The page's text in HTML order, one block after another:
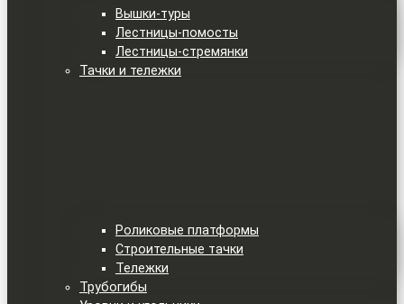
Вышки-туры
Лестницы-помосты
Лестницы-стремянки
Тачки и тележки
Роликовые платформы
Строительные тачки
Тележки
Трубогибы